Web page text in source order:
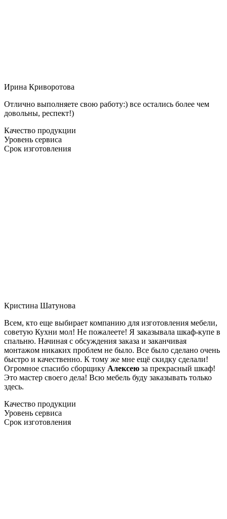
Ирина Криворотова
Отлично выполняете свою работу:) все остались более чем
довольны, респект!)
Качество продукции
Уровень сервиса
Срок изготовления
Кристина Шатунова
Всем, кто еще выбирает компанию для изготовления мебели,
советую Кухни мол! Не пожалеете! Я заказывала шкаф-купе в
спальню. Начиная с обсуждения заказа и заканчивая
монтажом никаких проблем не было. Все было сделано очень
быстро и качественно. К тому же мне ещё скидку сделали!
Огромное спасибо сборщику Алексею за прекрасный шкаф!
Это мастер своего дела! Всю мебель буду заказывать только
здесь.
Качество продукции
Уровень сервиса
Срок изготовления